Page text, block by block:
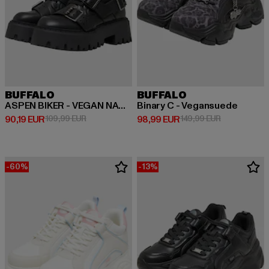
BUFFALO
ASPEN BIKER - VEGAN NAPPA
90,19 EUR
Derzeitiger Preis: 90,19 EUR
109,99 EURAktionspreis: 109,99 EUR
BUFFALO
Binary C - Vegansuede
98,99 EUR
Derzeitiger Preis: 98,99 EUR
149,99 EURAktionspreis:
-60% -13%